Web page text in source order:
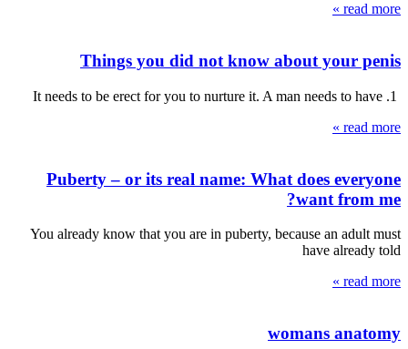
read more »
Things you did not know about your penis
read more »
Puberty – or its real name: What does everyone
want from me?
You already know that you are in puberty, because an adult must
have already told
read more »
womans anatomy